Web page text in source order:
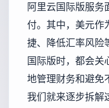
阿里云国际版服务
付。其中，美元作
捷、降低汇率风险
国际版时，都会关
地管理财务和避免
我们就来逐步拆解